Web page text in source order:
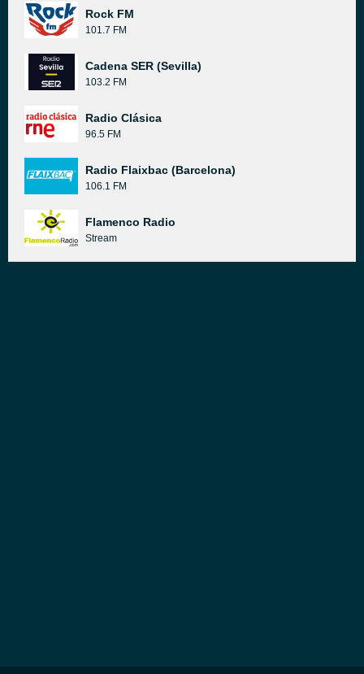
Rock FM
101.7 FM
Cadena SER (Sevilla)
103.2 FM
Radio Clásica
96.5 FM
Radio Flaixbac (Barcelona)
106.1 FM
Flamenco Radio
Stream